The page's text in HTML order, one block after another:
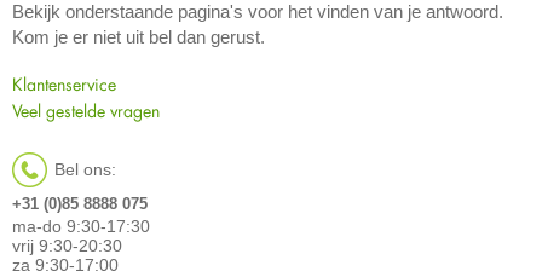
Bekijk onderstaande pagina's voor het vinden van je antwoord.
Kom je er niet uit bel dan gerust.
Klantenservice
Veel gestelde vragen
Bel ons:
+31 (0)85 8888 075
ma-do 9:30-17:30
vrij 9:30-20:30
za 9:30-17:00